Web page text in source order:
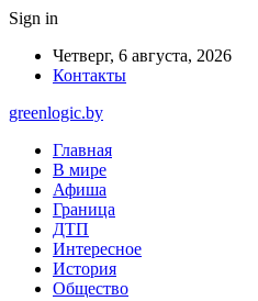
Sign in
Четверг, 6 августа, 2026
Контакты
greenlogic.by
Главная
В мире
Афиша
Граница
ДТП
Интересное
История
Общество